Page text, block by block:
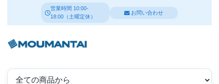
営業時間 10:00-
18:00（土曜定休）
お問い合わせ